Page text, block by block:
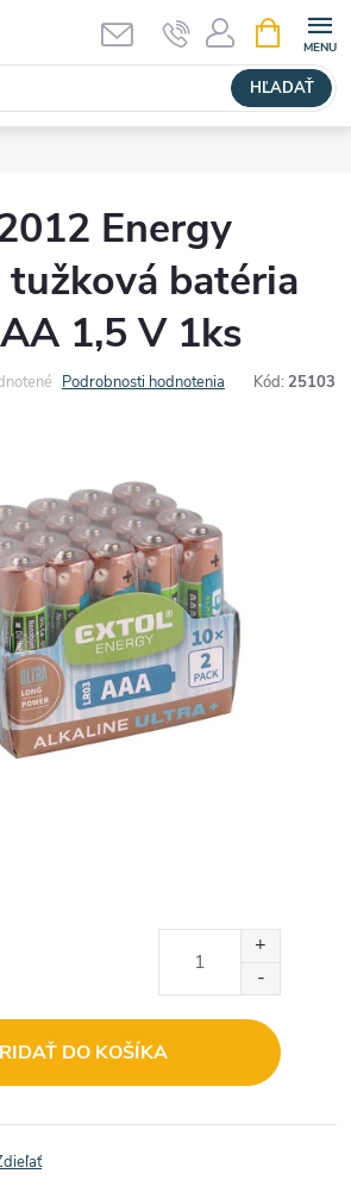
HĽADAŤ
KOŠÍK
Energy
batéria
1,5 V 1ks
Podrobnosti hodnotenia Kód: 25103
DO KOŠÍKA